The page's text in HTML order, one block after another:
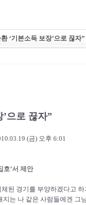
‘기본소득 보장’으로 끊자”
으로 끊자”
(금) 오후 6:01
호’서 제안
된 경기를 부양하겠다고
는 나 같은 사람들에겐